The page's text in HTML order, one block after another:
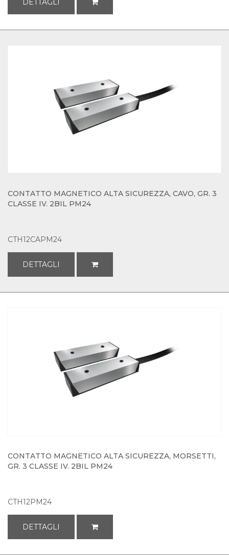
DETTAGLI
CONTATTO MAGNETICO ALTA SICUREZZA, CAVO, GR. 3
CLASSE IV. 2BIL PM24
CTH12CAPM24
DETTAGLI
CONTATTO MAGNETICO ALTA SICUREZZA, MORSETTI,
GR. 3 CLASSE IV. 2BIL PM24
CTH12PM24
DETTAGLI